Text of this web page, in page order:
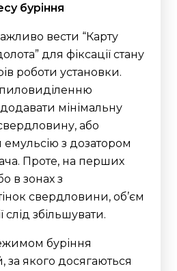
буріння
вести “Карту
для фіксації стану
роботи установки.
мінімальну
або
з дозатором
Проте, на перших
в зонах з
свердловини, об’єм
слід збільшувати.
буріння
за якого досягаються